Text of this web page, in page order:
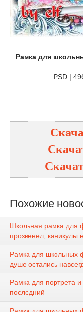
Рамка для
PSD |
Похожие
Школьная рамка для
прозвенел, каникулы
Рамка для школьных
душе остались навсегд
Рамка для портрета и
последний